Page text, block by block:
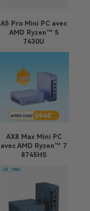
A5 Pro Mini PC avec
AMD Ryzen™ 5
7430U
AX8 MaxMini PC
avec AMD Ryzen™ 7
8745HS